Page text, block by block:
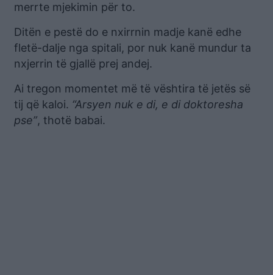
merrte mjekimin për to.
Ditën e pestë do e nxirrnin madje kanë edhe
fletë-dalje nga spitali, por nuk kanë mundur ta
nxjerrin të gjallë prej andej.
Ai tregon momentet më të vështira të jetës së
tij që kaloi. “Arsyen nuk e di, e di doktoresha
pse”, thotë babai.